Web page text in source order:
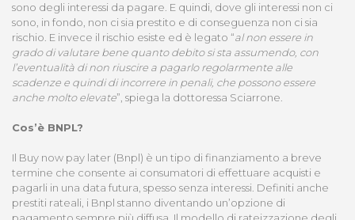
sono degli interessi da pagare. E quindi, dove gli interessi non ci
sono, in fondo, non ci sia prestito e di conseguenza non ci sia
rischio. E invece il rischio esiste ed è legato “al non essere in
grado di valutare bene quanto debito si sta assumendo, con
l’eventualità di non riuscire a pagarlo regolarmente alle
scadenze e quindi di incorrere in penali, che possono essere
anche molto elevate”, spiega la dottoressa Sciarrone.
Cos’è BNPL?
Il Buy now pay later (Bnpl) è un tipo di finanziamento a breve
termine che consente ai consumatori di effettuare acquisti e
pagarli in una data futura, spesso senza interessi. Definiti anche
prestiti rateali, i Bnpl stanno diventando un’opzione di